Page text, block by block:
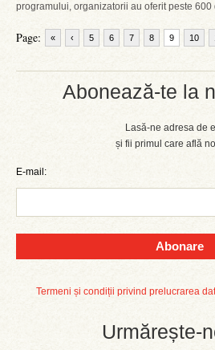
Abonează-te la
Lasă-ne adresa de
și fii primul care află
E-mail:
Abonare
Termeni și condiții privind prelucrarea
Urmărește-
programului, organizatorii au oferit peste 600
Page: « ‹ 5 6 7 8 9 10